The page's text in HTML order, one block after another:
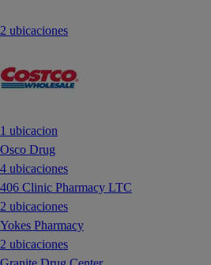
2 ubicaciones
1 ubicacion
Osco Drug
4 ubicaciones
406 Clinic Pharmacy LTC
2 ubicaciones
Yokes Pharmacy
2 ubicaciones